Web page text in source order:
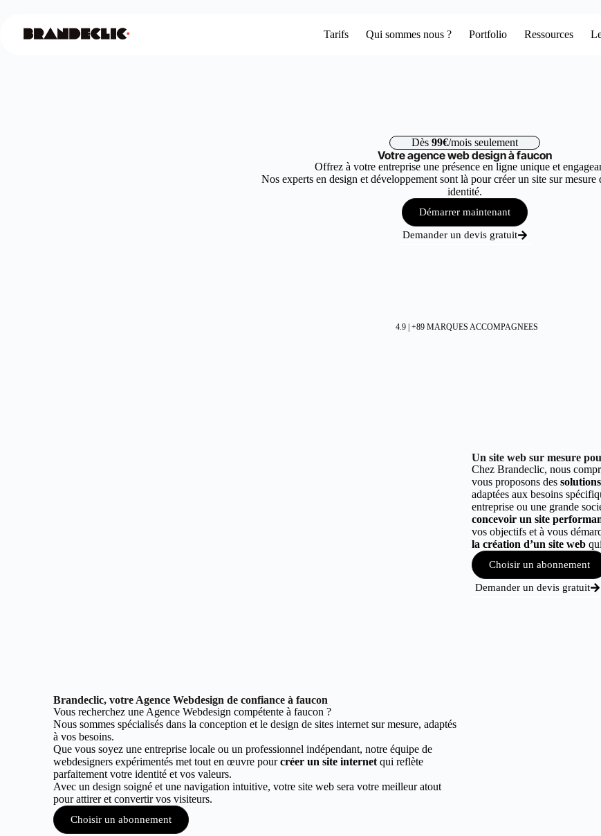
Tarifs Qui sommes nous ? Portfolio Ressources
Dès 99€/mois seulement
Votre agence web design à faucon
Offrez à votre entreprise une présence en ligne unique et
Nos experts en design et développement sont là pour créer un site sur
identité.
Démarrer maintenant
Demander un devis gratuit
4.9 | +89 MARQUES ACCOMPAGNEES
Un site web sur mesure
Chez Brandeclic, nous
vous proposons des
adaptées aux besoins
entreprise ou une grande
concevoir un site
vos objectifs et à vous
la création d’un site web
Choisir un abonnement
Demander un devis gratuit
Brandeclic, votre Agence Webdesign de confiance à faucon
Vous recherchez une Agence Webdesign compétente à faucon ?
Nous sommes spécialisés dans la conception et le design de sites internet sur mesure, adaptés
à vos besoins.
Que vous soyez une entreprise locale ou un professionnel indépendant, notre équipe de
webdesigners expérimentés met tout en œuvre pourcréer un site internetqui reflète
parfaitement votre identité et vos valeurs.
Avec un design soigné et une navigation intuitive, votre site web sera votre meilleur atout
pour attirer et convertir vos visiteurs.
Choisir un abonnement